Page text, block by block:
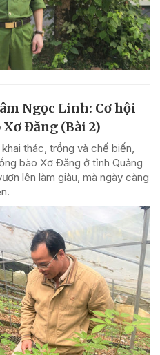
Ngọc Linh: Cơ hội
Đăng (Bài 2)
thác, trồng và chế biến,
bào Xơ Đăng ở tỉnh Quảng
lên làm giàu, mà ngày càng